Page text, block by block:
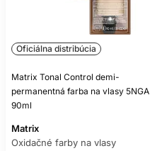
Oficiálna distribúcia
Matrix Tonal Control demi-
permanentná farba na vlasy 5NGA
90ml
Matrix
Oxidačné farby na vlasy